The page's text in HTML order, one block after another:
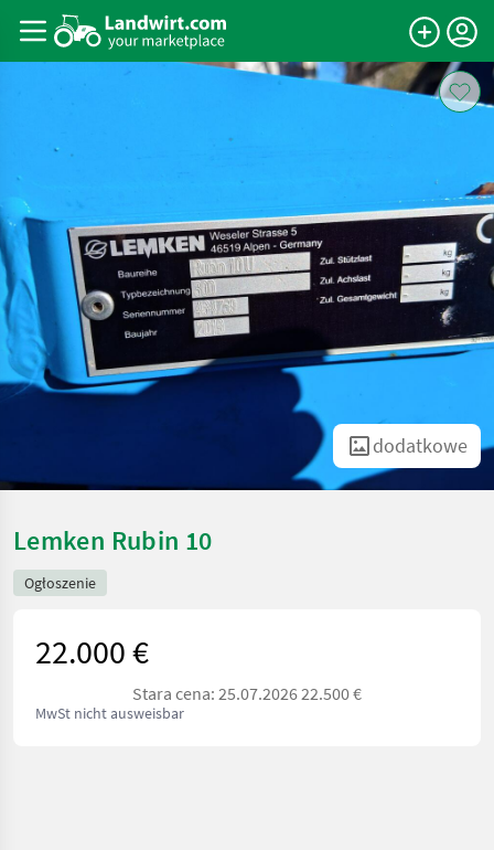
dodatkowe
Lemken Rubin 10
Ogłoszenie
22.000 €
Stara cena: 25.07.2026 22.500 €
MwSt nicht ausweisbar